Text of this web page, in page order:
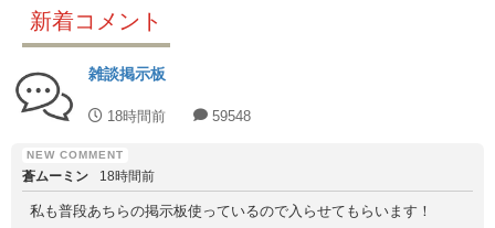
新着コメント
雑談掲示板
18時間前 59548
蒼ムーミン 18時間前
私も普段あちらの掲示板使っているので入らせてもらいます！